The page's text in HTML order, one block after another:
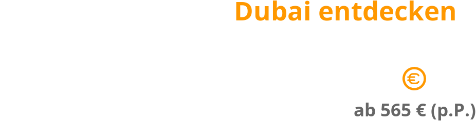
Dubai entdecken
ab 565 € (p.P.)